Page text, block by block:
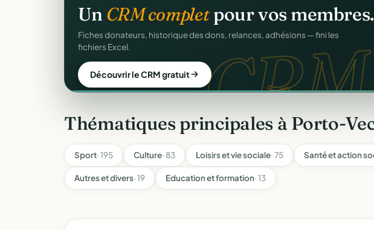
Vos reçusCERFAautomatiques.
Générés et envoyés à vos donateurs en un clic, conformes au modèle
officiel n°11580.
Automatiser mes reçus
Thématiques principales à Porto-
Sport· 195 Culture· 83 Loisirs et vie sociale· 75 Santé et action
Autres et divers· 19 Education et formation· 13